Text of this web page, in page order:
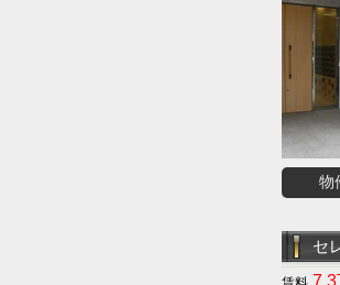
物
セ
7.3